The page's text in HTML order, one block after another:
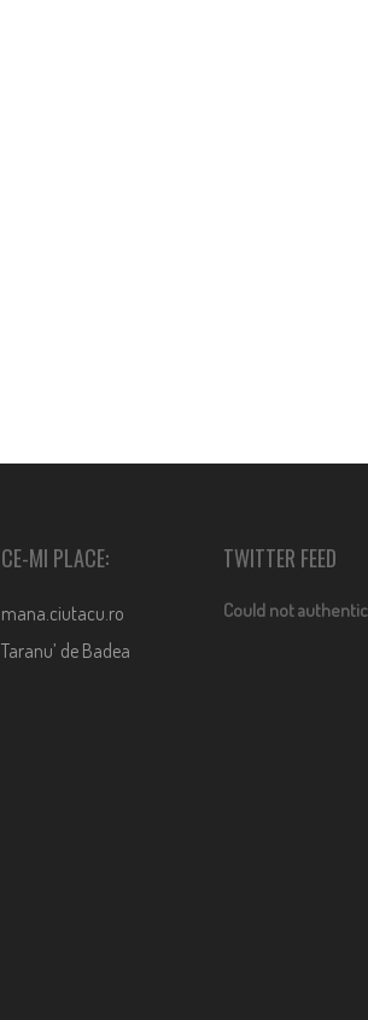
CE-MI PLACE:
mana.ciutacu.ro
Taranu’ de Badea
TWITTER FEED
Could not